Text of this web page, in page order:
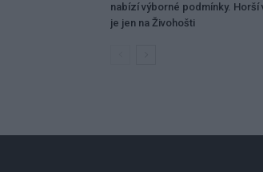
nabízí výborné podmínky. Horší
je jen na Živohošti